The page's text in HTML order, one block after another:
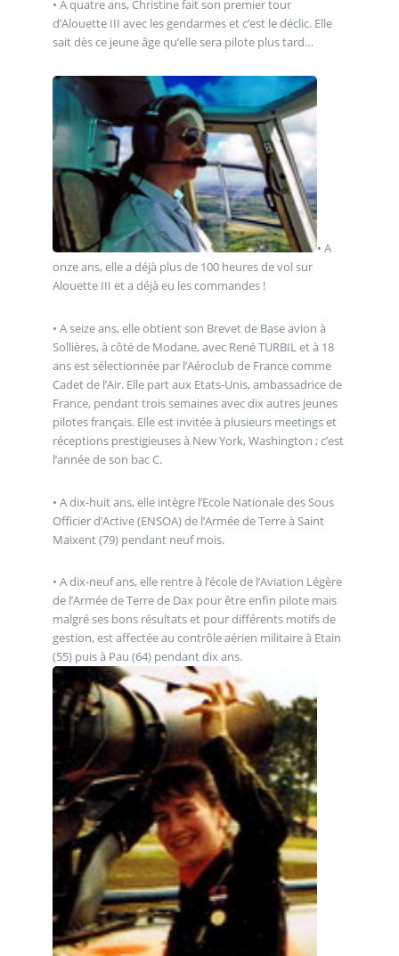
• A quatre ans, Christine fait son premier tour
d’Alouette III avec les gendarmes et c’est le déclic. Elle
sait dès ce jeune âge qu’elle sera pilote plus tard…
• A
onze ans, elle a déjà plus de 100 heures de vol sur
Alouette III et a déjà eu les commandes !
• A seize ans, elle obtient son Brevet de Base avion à
Sollières, à côté de Modane, avec René TURBIL et à 18
ans est sélectionnée par l’Aéroclub de France comme
Cadet de l’Air. Elle part aux Etats-Unis, ambassadrice de
France, pendant trois semaines avec dix autres jeunes
pilotes français. Elle est invitée à plusieurs meetings et
réceptions prestigieuses à New York, Washington ; c’est
l’année de son bac C.
• A dix-huit ans, elle intègre l’Ecole Nationale des Sous
Officier d’Active (ENSOA) de l’Armée de Terre à Saint
Maixent (79) pendant neuf mois.
• A dix-neuf ans, elle rentre à l’école de l’Aviation Légère
de l’Armée de Terre de Dax pour être enfin pilote mais
malgré ses bons résultats et pour différents motifs de
gestion, est affectée au contrôle aérien militaire à Etain
(55) puis à Pau (64) pendant dix ans.